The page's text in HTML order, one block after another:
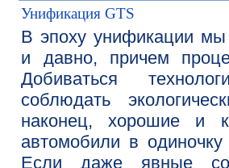
Унификация GTS
В эпоху унификации мы
и давно, причем
Добиваться
соблюдать
наконец, хорошие и
автомобили в
Если даже явные